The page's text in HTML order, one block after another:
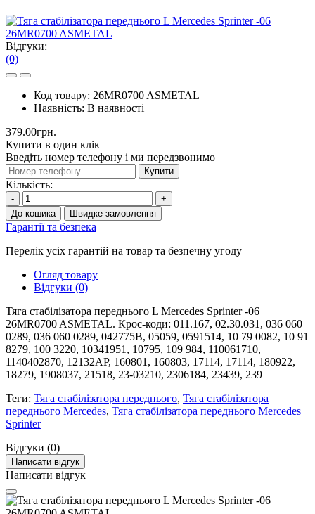
Відгуки:
(0)
Код товару: 26MR0700 ASMETAL
Наявність: В наявності
379.00грн.
Купити в один клік
Введіть номер телефону і ми передзвонимо
Купити
Кількість:
-
+
До кошика
Швидке замовлення
Гарантії та безпека
Перелік усіх гарантій на товар та безпечну угоду
Огляд товару
Відгуки (0)
Тяга стабілізатора переднього L Mercedes Sprinter -06
26MR0700 ASMETAL. Крос-коди: 011.167, 02.30.031, 036 060
0289, 036 060 0289, 042775B, 05059, 0591514, 10 79 0082, 10 91
8279, 100 3220, 10341951, 10795, 109 984, 110061710,
1140402870, 12132AP, 160801, 160803, 17114, 17114, 180922,
18279, 1908037, 21518, 23-03210, 2306184, 23439, 239
Теги: Тяга стабілізатора переднього, Тяга стабілізатора
переднього Mercedes, Тяга стабілізатора переднього Mercedes
Sprinter
Відгуки (0)
Написати відгук
Написати відгук